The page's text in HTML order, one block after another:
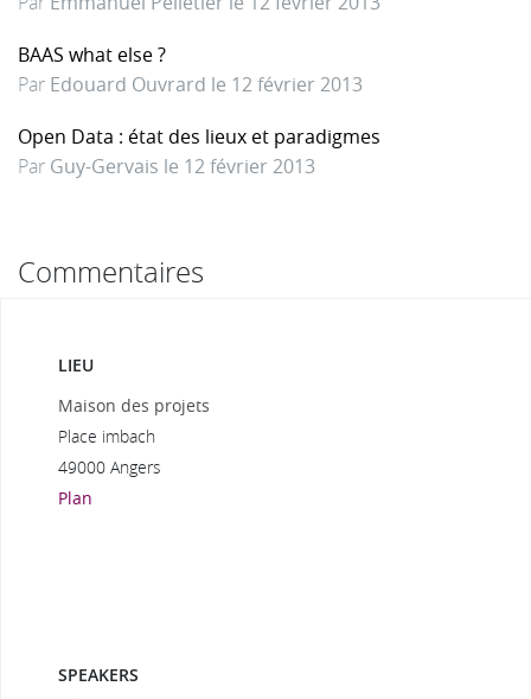
BAAS what else ?
Par Edouard Ouvrard le 12 février 2013
Open Data : état des lieux et paradigmes
Par Guy-Gervais le 12 février 2013
Commentaires
LIEU
Maison des projets
Place imbach
49000 Angers
Plan
SPEAKERS